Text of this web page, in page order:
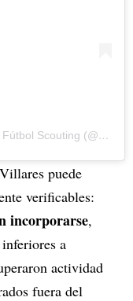
Una publicación compartida de Ojeador Fútbol Scouting (@ojeadoruy)
puede
verificables:
incorporarse,
a
actividad
fuera del